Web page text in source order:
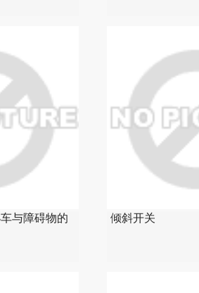
与障碍物的
倾斜开关